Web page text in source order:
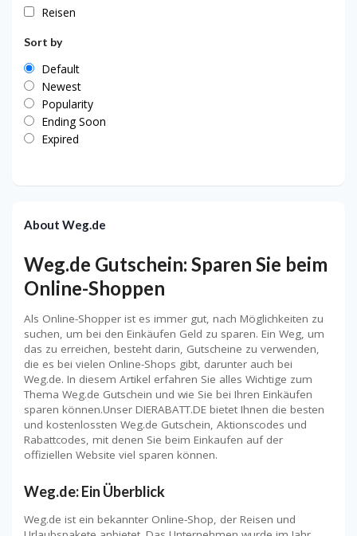
Reisen
Sort by
Default
Newest
Popularity
Ending Soon
Expired
About Weg.de
Weg.de Gutschein: Sparen Sie beim
Online-Shoppen
Als Online-Shopper ist es immer gut, nach Möglichkeiten zu
suchen, um bei den Einkäufen Geld zu sparen. Ein Weg, um
das zu erreichen, besteht darin, Gutscheine zu verwenden,
die es bei vielen Online-Shops gibt, darunter auch bei
Weg.de. In diesem Artikel erfahren Sie alles Wichtige zum
Thema Weg.de Gutschein und wie Sie bei Ihren Einkäufen
sparen können.Unser DIERABATT.DE bietet Ihnen die besten
und kostenlossten Weg.de Gutschein, Aktionscodes und
Rabattcodes, mit denen Sie beim Einkaufen auf der
offiziellen Website viel sparen können.
Weg.de: Ein Überblick
Weg.de ist ein bekannter Online-Shop, der Reisen und